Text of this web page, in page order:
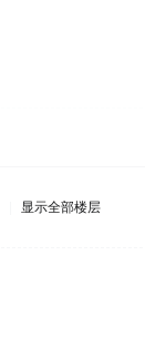
显示全部楼层